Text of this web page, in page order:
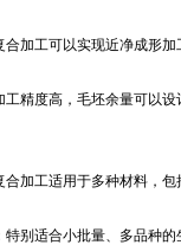
加工可以实现近净成形加
精度高，毛坯余量可以设
加工适用于多种材料，包
别适合小批量、多品种的